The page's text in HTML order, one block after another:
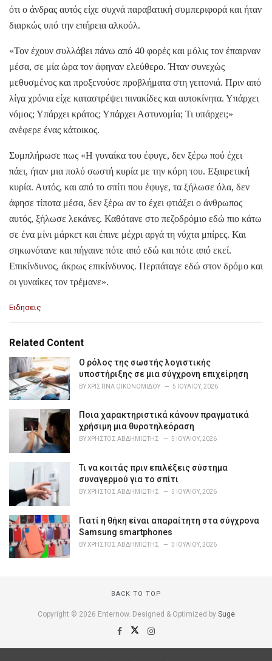
ότι ο άνδρας αυτός είχε συχνά παραβατική συμπεριφορά και ήταν
διαρκώς υπό την επήρεια αλκοόλ.
«Τον έχουν συλλάβει πάνω από 40 φορές και μόλις τον έπαιρναν
μέσα, σε μία ώρα τον άφηναν ελεύθερο. Ήταν συνεχώς
μεθυσμένος και προξενούσε προβλήματα στη γειτονιά. Πριν από
λίγα χρόνια είχε καταστρέψει πινακίδες και αυτοκίνητα. Υπάρχει
νόμος; Υπάρχει κράτος; Υπάρχει Αστυνομία; Τι υπάρχει;»
ανέφερε ένας κάτοικος.
Συμπλήρωσε πως «Η γυναίκα του έφυγε, δεν ξέρω πού έχει
πάει, ήταν μια πολύ σωστή κυρία με την κόρη του. Εξαιρετική
κυρία. Αυτός, και από το σπίτι που έφυγε, τα ξήλωσε όλα, δεν
άφησε τίποτα μέσα, δεν ξέρω αν το έχει φτιάξει ο άνθρωπος
αυτός, ξήλωσε λεκάνες. Καθότανε στο πεζοδρόμιο εδώ πιο κάτω
σε ένα μίνι μάρκετ και έπινε μέχρι αργά τη νύχτα μπίρες. Και
σηκωνότανε και πήγαινε πότε από εδώ και πότε από εκεί.
Επικίνδυνος, άκρως επικίνδυνος. Περπάταγε εδώ στον δρόμο και
οι γυναίκες τον τρέμανε».
C
e
o
r
i
e
Ειδησεις
Related Content
Ο ρόλος της σωστής λογιστικής
υποστήριξης σε μια σύγχρονη επιχείρηση
BYΧΡΙΣΤΊΝΑ ΟΙΚΟΝΟΜΊΔΟΥ 5 ΙΟΥΛΊΟΥ, 2026
Ποια χαρακτηριστικά κάνουν πραγματικά
χρήσιμη μια θυροτηλεόραση
BYΧΡΉΣΤΟΣ ΑΒΔΗΜΙΏΤΗΣ 5 ΙΟΥΛΊΟΥ, 2026
Τι να κοιτάς πριν επιλέξεις σύστημα
συναγερμού για το σπίτι
BYΧΡΉΣΤΟΣ ΑΒΔΗΜΙΏΤΗΣ 5 ΙΟΥΛΊΟΥ, 2026
Γιατί η θήκη είναι απαραίτητη στα σύγχρονα
Samsung smartphones
BYΧΡΉΣΤΟΣ ΑΒΔΗΜΙΏΤΗΣ 3 ΙΟΥΛΊΟΥ, 2026
BACK TO TOP
Copyright © 2026 Enternow. Designed & Optimized by Suge